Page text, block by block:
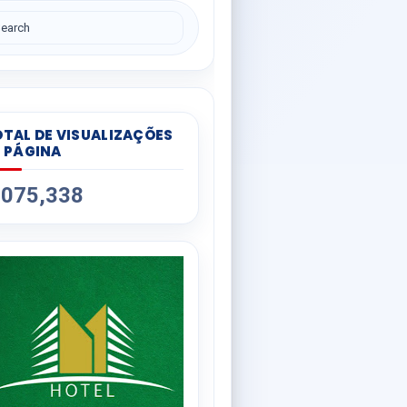
DE VISUALIZAÇÕES
PÁGINA